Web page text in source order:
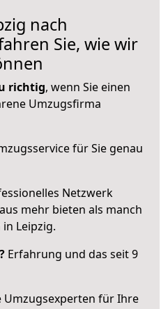
nach
Sie, wie wir
richtig, wenn Sie einen
Umzugsfirma
für Sie genau
Netzwerk
mehr bieten als manch
Leipzig.
Erfahrung und das seit 9
Umzugsexperten für Ihre